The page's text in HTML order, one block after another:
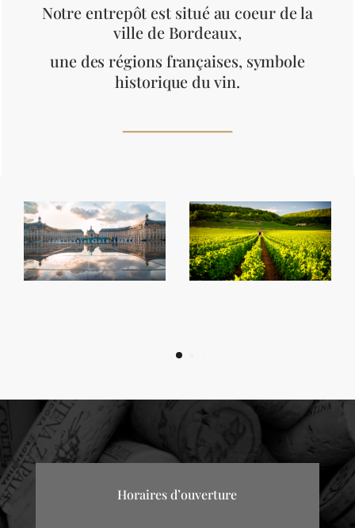
Notre entrepôt est situé au coeur de la
ville de Bordeaux,
une des régions françaises, symbole
historique du vin.
Horaires d’ouverture